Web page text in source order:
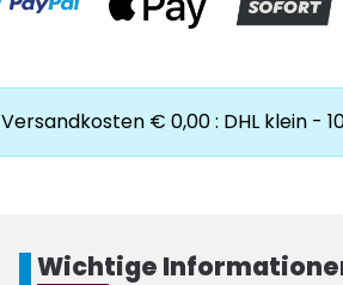
Versandkosten € 0,00 : DHL klein -
Wichtige